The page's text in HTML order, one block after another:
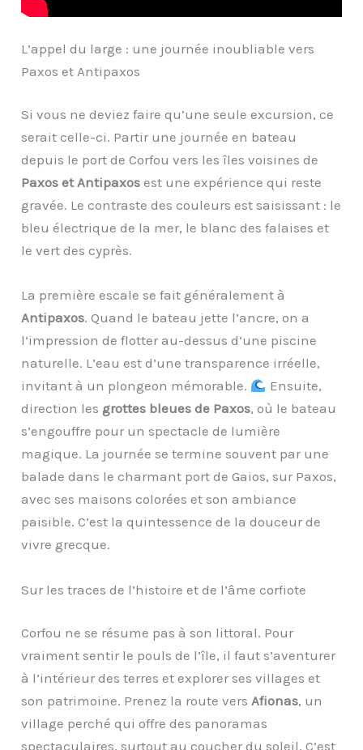
L’appel du large : une journée inoubliable vers
Paxos et Antipaxos
Si vous ne deviez faire qu’une seule excursion, ce
serait celle-ci. Partir une journée en bateau
depuis le port de Corfou vers les îles voisines de
Paxos et Antipaxos est une expérience qui reste
gravée. Le contraste des couleurs est saisissant : le
bleu électrique de la mer, le blanc des falaises et
le vert des cyprès.
La première escale se fait généralement à
Antipaxos. Quand le bateau jette l’ancre, on a
l’impression de flotter au-dessus d’une piscine
naturelle. L’eau est d’une transparence irréelle,
invitant à un plongeon mémorable.
Ensuite,
direction les grottes bleues de Paxos, où le bateau
s’engouffre pour un spectacle de lumière
magique. La journée se termine souvent par une
balade dans le charmant port de Gaios, sur Paxos,
avec ses maisons colorées et son ambiance
paisible. C’est la quintessence de la douceur de
vivre grecque.
Sur les traces de l’histoire et de l’âme corfiote
Corfou ne se résume pas à son littoral. Pour
vraiment sentir le pouls de l’île, il faut s’aventurer
à l’intérieur des terres et explorer ses villages et
son patrimoine. Prenez la route versAfionas, un
village perché qui offre des panoramas
spectaculaires, surtout au coucher du soleil. C’est